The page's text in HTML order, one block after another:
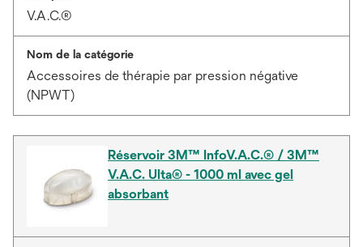
V.A.C.®
Nom de la catégorie
Accessoires de thérapie par pression négative
(NPWT)
Réservoir 3M™ InfoV.A.C.® / 3M™
V.A.C. Ulta® - 1000 ml avec gel
absorbant